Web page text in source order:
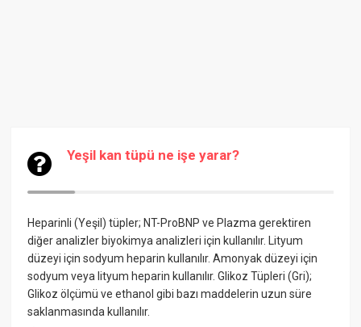
Yeşil kan tüpü ne işe yarar?
Heparinli (Yeşil) tüpler; NT-ProBNP ve Plazma gerektiren
diğer analizler biyokimya analizleri için kullanılır. Lityum
düzeyi için sodyum heparin kullanılır. Amonyak düzeyi için
sodyum veya lityum heparin kullanılır. Glikoz Tüpleri (Gri);
Glikoz ölçümü ve ethanol gibi bazı maddelerin uzun süre
saklanmasında kullanılır.